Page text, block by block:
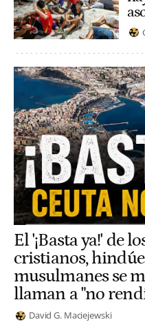
El '¡Basta ya!' de
cristianos,
musulmanes se
llaman a "no
David G. Maciejewski